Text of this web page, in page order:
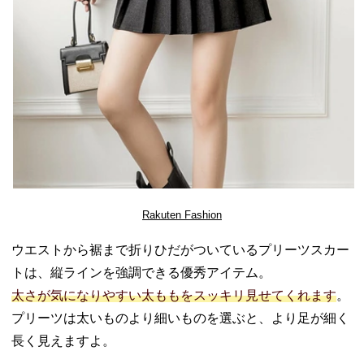
Rakuten Fashion
ウエストから裾まで折りひだがついているプリーツスカー
トは、縦ラインを強調できる優秀アイテム。
太さが気になりやすい太ももをスッキリ見せてくれます。
プリーツは太いものより細いものを選ぶと、より足が細く
長く見えますよ。